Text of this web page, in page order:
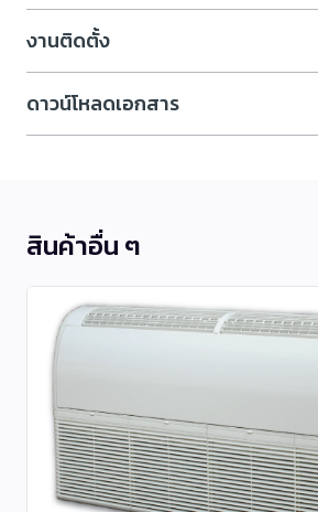
งานติดตั้ง
ดาวน์โหลดเอกสาร
สินค้าอื่น ๆ